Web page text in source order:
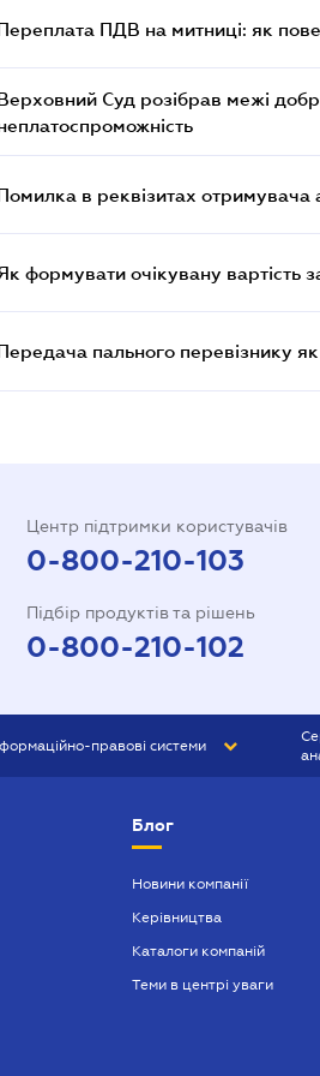
ПДВ на митниці: як
Суд розібрав межі
в реквізитах отримувача
формувати очікувану вартість
пального перевізнику
Центр підтримки користувачів
0-800-210-103
Підбір продуктів та рішень
0-800-210-102
правові системи
БУХГАЛТЕР ПРОФ
Блог
Новини компанії
Керівництва
Каталоги компаній
Теми в центрі уваги